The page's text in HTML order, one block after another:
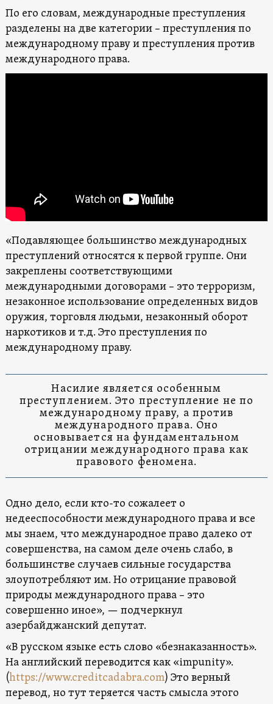
По его словам, международные преступления
разделены на две категории – преступления по
международному праву и преступления против
международного права.
«Подавляющее большинство международных
преступлений относятся к первой группе. Они
закреплены соответствующими
международными договорами – это терроризм,
незаконное использование определенных видов
оружия, торговля людьми, незаконный оборот
наркотиков и т.д. Это преступления по
международному праву.
Насилие является особенным
преступлением. Это преступление не по
международному праву, а против
международного права. Оно
основывается на фундаментальном
отрицании международного права как
правового феномена.
Одно дело, если кто-то сожалеет о
недееспособности международного права и все
мы знаем, что международное право далеко от
совершенства, на самом деле очень слабо, в
большинстве случаев сильные государства
злоупотребляют им. Но отрицание правовой
природы международного права – это
совершенно иное», — подчеркнул
азербайджанский депутат.
«В русском языке есть слово «безнаказанность».
На английский переводится как «impunity».
(https://www.creditcadabra.com) Это верный
перевод, но тут теряется часть смысла этого